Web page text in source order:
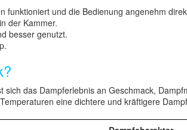
funktioniert und die Bedienung angenehm
der Kammer.
besser genutzt.
sich das Dampferlebnis an Geschmack,
eine dichtere und kräftigere